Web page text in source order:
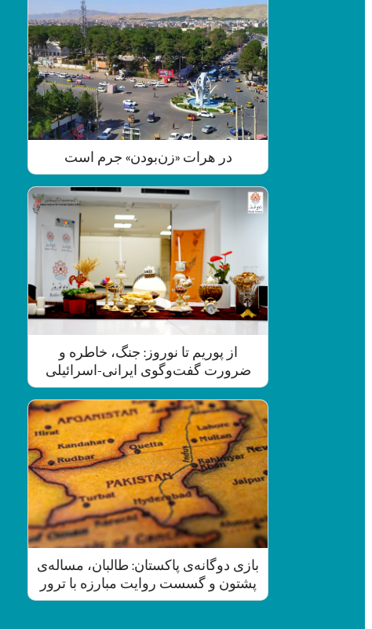
در هرات «زن‌بودن» جرم است
از پوریم تا نوروز: جنگ، خاطره و
ضرورت گفت‌وگوی ایرانی-اسرائیلی
بازی دوگانه‌ی پاکستان: طالبان، مساله‌ی
پشتون و گسست روایت مبارزه با ترور